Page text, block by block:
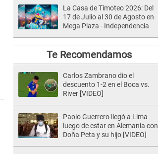
La Casa de Timoteo 2026: Del
17 de Julio al 30 de Agosto en
Mega Plaza - Independencia
Te Recomendamos
Carlos Zambrano dio el
descuento 1-2 en el Boca vs.
River [VIDEO]
Paolo Guerrero llegó a Lima
luego de estar en Alemania con
Doña Peta y su hijo [VIDEO]